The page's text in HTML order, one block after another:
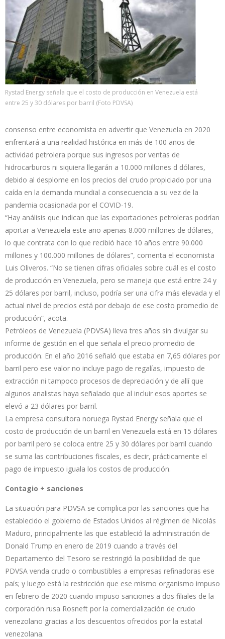
Rystad Energy señala que el costo de producción en Venezuela está
entre 25 y 30 dólares por barril (Foto PDVSA)
consenso entre economista en advertir que Venezuela en 2020
enfrentará a una realidad histórica en más de 100 años de
actividad petrolera porque sus ingresos por ventas de
hidrocarburos ni siquiera llegarán a 10.000 millones d dólares,
debido al desplome en los precios del crudo propiciado por una
caída en la demanda mundial a consecuencia a su vez de la
pandemia ocasionada por el COVID-19.
“Hay análisis que indican que las exportaciones petroleras podrían
aportar a Venezuela este año apenas 8.000 millones de dólares,
lo que contrata con lo que recibió hace 10 años entre 90.000
millones y 100.000 millones de dólares”, comenta el economista
Luis Oliveros. “No se tienen cifras oficiales sobre cuál es el costo
de producción en Venezuela, pero se maneja que está entre 24 y
25 dólares por barril, incluso, podría ser una cifra más elevada y el
actual nivel de precios está por debajo de ese costo promedio de
producción”, acota.
Petróleos de Venezuela (PDVSA) lleva tres años sin divulgar su
informe de gestión en el que señala el precio promedio de
producción. En el año 2016 señaló que estaba en 7,65 dólares por
barril pero ese valor no incluye pago de regalías, impuesto de
extracción ni tampoco procesos de depreciación y de allí que
algunos analistas haya señalado que al incluir esos aportes se
elevó a 23 dólares por barril.
La empresa consultora noruega Rystad Energy señala que el
costo de producción de un barril en Venezuela está en 15 dólares
por barril pero se coloca entre 25 y 30 dólares por barril cuando
se suma las contribuciones fiscales, es decir, prácticamente el
pago de impuesto iguala los costos de producción.
Contagio + sanciones
La situación para PDVSA se complica por las sanciones que ha
establecido el gobierno de Estados Unidos al régimen de Nicolás
Maduro, principalmente las que estableció la administración de
Donald Trump en enero de 2019 cuando a través del
Departamento del Tesoro se restringió la posibilidad de que
PDVSA venda crudo o combustibles a empresas refinadoras ese
país; y luego está la restricción que ese mismo organismo impuso
en febrero de 2020 cuando impuso sanciones a dos filiales de la
corporación rusa Rosneft por la comercialización de crudo
venezolano gracias a los descuentos ofrecidos por la estatal
venezolana.